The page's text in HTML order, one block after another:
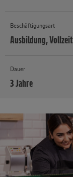
Beschäftigungsart
Ausbildung, Vollzeit
Dauer
3 Jahre